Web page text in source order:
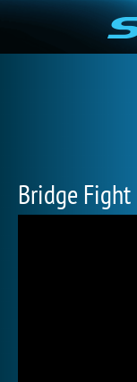
Bridge Fight